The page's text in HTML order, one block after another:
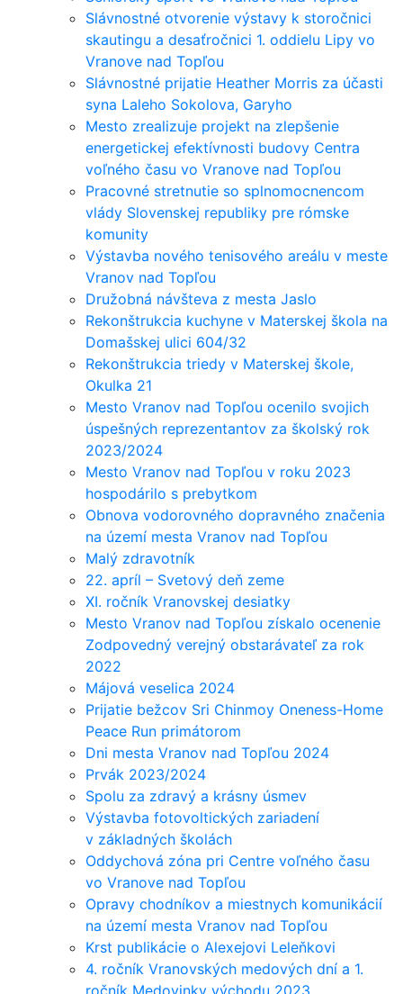
Slávnostné otvorenie výstavy k storočnici
skautingu a desaťročnici 1. oddielu Lipy vo
Vranove nad Topľou
Slávnostné prijatie Heather Morris za účasti
syna Laleho Sokolova, Garyho
Mesto zrealizuje projekt na zlepšenie
energetickej efektívnosti budovy Centra
voľného času vo Vranove nad Topľou
Pracovné stretnutie so splnomocnencom
vlády Slovenskej republiky pre rómske
komunity
Výstavba nového tenisového areálu v meste
Vranov nad Topľou
Družobná návšteva z mesta Jaslo
Rekonštrukcia kuchyne v Materskej škola na
Domašskej ulici 604/32
Rekonštrukcia triedy v Materskej škole,
Okulka 21
Mesto Vranov nad Topľou ocenilo svojich
úspešných reprezentantov za školský rok
2023/2024
Mesto Vranov nad Topľou v roku 2023
hospodárilo s prebytkom
Obnova vodorovného dopravného značenia
na území mesta Vranov nad Topľou
Malý zdravotník
22. apríl – Svetový deň zeme
XI. ročník Vranovskej desiatky
Mesto Vranov nad Topľou získalo ocenenie
Zodpovedný verejný obstarávateľ za rok
2022
Májová veselica 2024
Prijatie bežcov Sri Chinmoy Oneness-Home
Peace Run primátorom
Dni mesta Vranov nad Topľou 2024
Prvák 2023/2024
Spolu za zdravý a krásny úsmev
Výstavba fotovoltických zariadení
v základných školách
Oddychová zóna pri Centre voľného času
vo Vranove nad Topľou
Opravy chodníkov a miestnych komunikácií
na území mesta Vranov nad Topľou
Krst publikácie o Alexejovi Leleňkovi
4. ročník Vranovských medových dní a 1.
ročník Medovinky východu 2023